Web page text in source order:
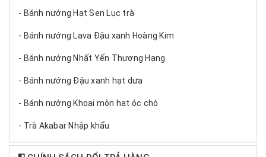
- Bánh nướng Hạt Sen Lục trà
- Bánh nướng Lava Đậu xanh Hoàng Kim
- Bánh nướng Nhất Yến Thượng Hạng
- Bánh nướng Đậu xanh hạt dưa
- Bánh nướng Khoai môn hạt óc chó
- Trà Akabar Nhập khẩu